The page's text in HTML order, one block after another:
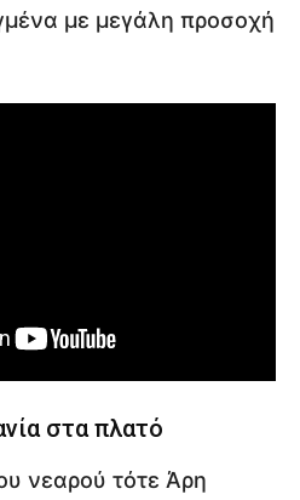
με μεγάλη προσοχή
στα πλατό
νεαρού τότε Άρη